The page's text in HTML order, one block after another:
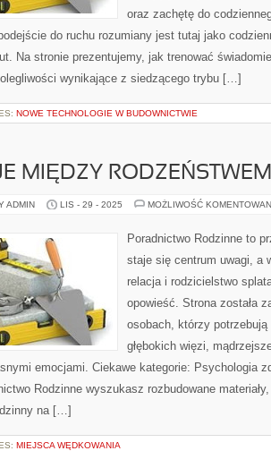
oraz zachętę do
do ruchu rozumiany jest tutaj jako
Na stronie prezentujemy, jak trenować
wynikające z siedzącego trybu […]
NOWE TECHNOLOGIE W BUDOWNICTWIE
MIĘDZY
ADMIN LIS - 29 - 2025 MOŻLIWOŚĆ
Poradnictwo Rodzinne to
staje się centrum uwagi, a
relacja i rodzicielstwo
opowieść. Strona została
osobach, którzy
głębokich więzi,
emocjami. Ciekawe kategorie: Psychologia
Rodzinne wyszukasz rozbudowane
na […]
MIEJSCA WĘDKOWANIA